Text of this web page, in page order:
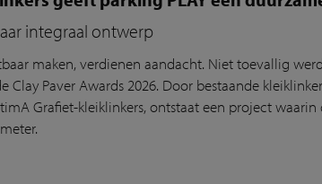
integraal ontwerp
maken, verdienen aandacht. Niet toevallig
Clay Paver Awards 2026. Door bestaande
Grafiet-kleiklinkers, ontstaat een project